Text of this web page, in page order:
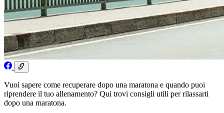
Vuoi sapere come recuperare dopo una maratona e quando puoi
riprendere il tuo allenamento? Qui trovi consigli utili per rilassarti
dopo una maratona.